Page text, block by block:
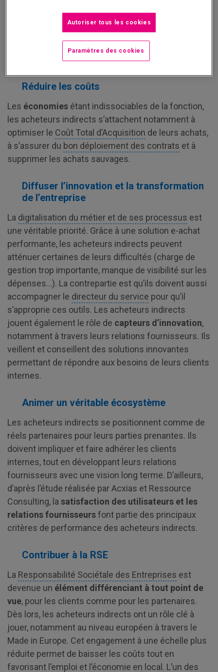
Rôle aux multiples casquettes, l’acheteur indirect
assume cinq missions majeures, inhérentes aux
achats, mais avec ses propres leviers d’actions.
Réduire les coûts
Les économies étant indissociables de la fonction,
les acheteurs indirects s’attachent notamment à
optimiser le Coût Total d’Acquisition de leurs achats,
à s’assurer du bon déploiement des contrats et à
supprimer les achats sauvages.
Diffuser l’innovation et la transformation
de l’entreprise
La digitalisation du métier et de ses processus est
une véritable priorité. Grâce à une solution e-achat
performante, les acheteurs indirects peuvent
atténuer certaines de leurs difficultés (charge de
gestion trop importante, manque de visibilité sur les
dépenses…). La contrepartie est qu’ils doivent aussi
accompagner le directeur du service pour qu’il
s’approprie ces outils. Les acheteurs indirects
jouent également le rôle de capteurs d’innovation,
notamment à travers leurs relations fournisseurs. Ils
veillent et conseillent des solutions innovantes
permettant de répondre aux besoins de leurs clients
internes.
Animer un véritable écosystème
Les acheteurs indirects se positionnent comme de
réels partenaires pour leurs parties prenantes. Ils
doivent impliquer et faire adhérer les clients
internes, tout en développant leurs relations
fournisseurs avec une vision long terme. D’ailleurs,
d’après l’étude réalisée par Acxias et Ressource
Consulting, la satisfaction des utilisateurs et les
relations fournisseursfont partie des principaux
critères de performance des acheteurs indirects.
Contribuer à la RSE
La Responsabilité Sociétale des Entreprises est
devenue un élément différenciant à tout point de
vue, pour les clients comme pour les partenaires.
Dès lors, les acheteurs indirects ont un rôle clé à
jouer, notamment au niveau européen à travers le
Made in Europe. Cet engagement à une échelle plus
réduite permet de baisser les coûts tout en
favorisant l’emploi et l’économie en local. L’un des
Autoriser tous les cookies
Paramètres des cookies